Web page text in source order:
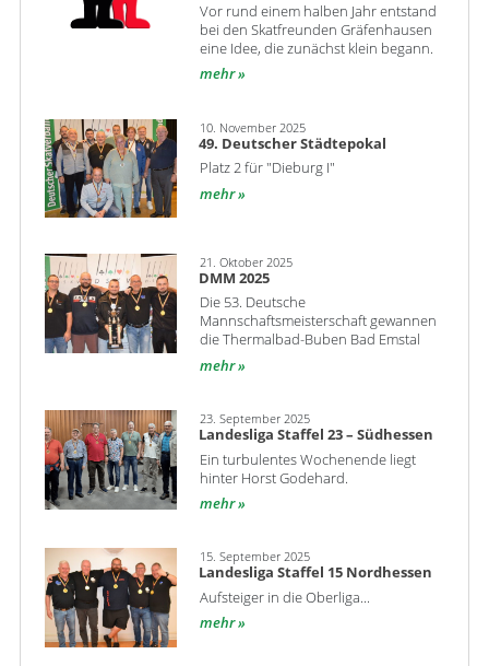
Vor rund einem halben Jahr entstand
bei den Skatfreunden Gräfenhausen
eine Idee, die zunächst klein begann.
mehr
10. November 2025
49. Deutscher Städtepokal
Platz 2 für "Dieburg I"
mehr
21. Oktober 2025
DMM 2025
Die 53. Deutsche
Mannschaftsmeisterschaft gewannen
die Thermalbad-Buben Bad Emstal
mehr
23. September 2025
Landesliga Staffel 23 – Südhessen
Ein turbulentes Wochenende liegt
hinter Horst Godehard.
mehr
15. September 2025
Landesliga Staffel 15 Nordhessen
Aufsteiger in die Oberliga...
mehr